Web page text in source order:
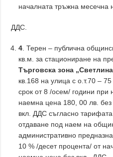
началната тръжна месечна
ДДС.
4 . Терен – публична
кв.м. за стациониране на
Търговска зона
кв.168 на улица с о.т.70 –
срок от 8 /осем/ години при
наемна цена 180, 00 лв.
вкл. ДДС съгласно
отдаване под наем на
административно
10 % /десет процента/ от